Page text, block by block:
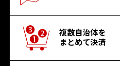
複数自治体を
まとめて決済